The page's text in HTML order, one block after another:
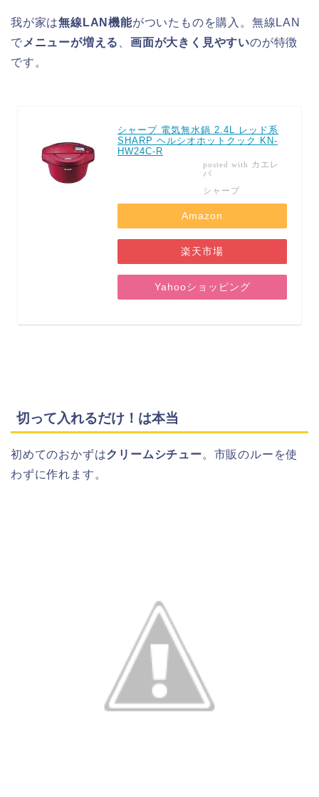
我が家は無線LAN機能がついたものを購入。無線LAN
でメニューが増える 、画面が大きく見やすいのが特徴
です。
シャープ 電気無水鍋 2.4L レッド系
SHARP ヘルシオホットクック KN-
HW24C-R
posted with カエレ
バ
シャープ
Amazon
楽天市場
Yahooショッピング
切って入れるだけ！は本当
初めてのおかずはクリームシチュー。市販のルーを使
わずに作れます。